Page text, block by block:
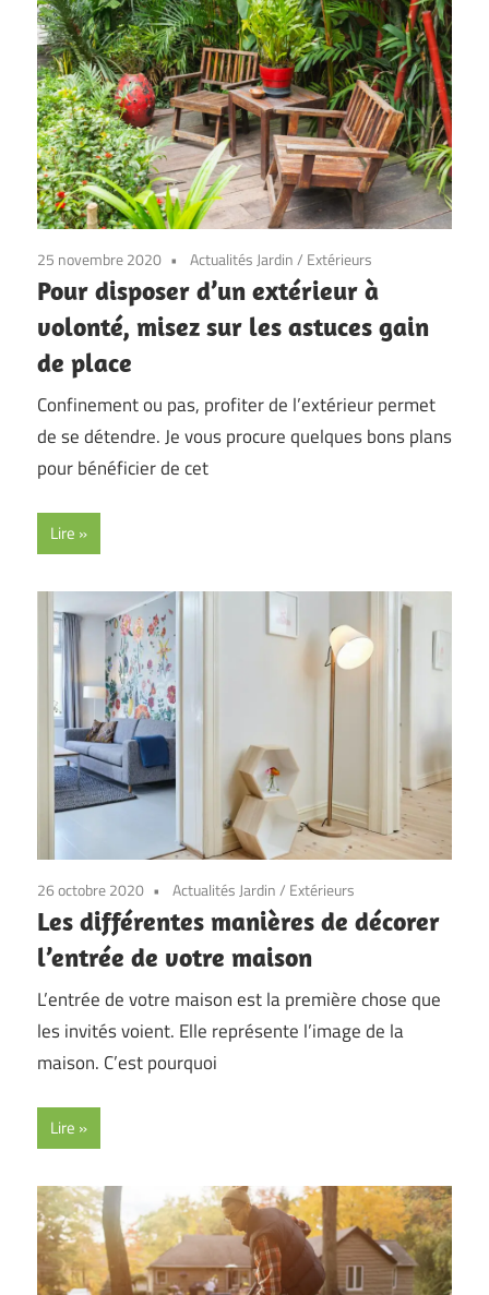
25 novembre 2020 Actualités Jardin/ Extérieurs
Pour disposer d’un extérieur à
volonté, misez sur les astuces gain
de place
Confinement ou pas, profiter de l’extérieur permet
de se détendre. Je vous procure quelques bons plans
pour bénéficier de cet
Lire
26 octobre 2020 Actualités Jardin/ Extérieurs
Les différentes manières de décorer
l’entrée de votre maison
L’entrée de votre maison est la première chose que
les invités voient. Elle représente l’image de la
maison. C’est pourquoi
Lire